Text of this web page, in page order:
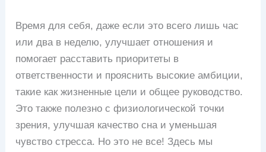
Время для себя, даже если это всего лишь час
или два в неделю, улучшает отношения и
помогает расставить приоритеты в
ответственности и прояснить высокие амбиции,
такие как жизненные цели и общее руководство.
Это также полезно с физиологической точки
зрения, улучшая качество сна и уменьшая
чувство стресса. Но это не все! Здесь мы